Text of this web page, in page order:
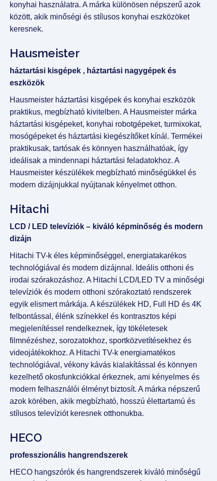
konyhai használatra. A márka különösen népszerű azok
között, akik minőségi és stílusos konyhai eszközöket
keresnek.
Hausmeister
háztartási kisgépek , háztartási nagygépek és
eszközök
Hausmeister háztartási kisgépek és konyhai eszközök
praktikus, megbízható kivitelben. A Hausmeister márka
háztartási kisgépeket, konyhai robotgépeket, turmixokat,
mosógépeket és háztartási kiegészítőket kínál. Termékei
praktikusak, tartósak és könnyen használhatóak, így
ideálisak a mindennapi háztartási feladatokhoz. A
Hausmeister készülékek megbízható minőségükkel és
modern dizájnjukkal nyújtanak kényelmet otthon.
Hitachi
LCD / LED televíziók – kiváló képminőség és modern
dizájn
Hitachi TV-k éles képminőséggel, energiatakarékos
technológiával és modern dizájnnal. Ideális otthoni és
irodai szórakozáshoz. A Hitachi LCD/LED TV a minőségi
televíziók és modern otthoni szórakoztató rendszerek
egyik elismert márkája. A készülékek HD, Full HD és 4K
felbontással, élénk színekkel és kontrasztos képi
megjelenítéssel rendelkeznek, így tökéletesek
filmnézéshez, sorozatokhoz, sportközvetítésekhez és
videojátékokhoz. A Hitachi TV-k energiamatékos
technológiával, vékony kávás kialakítással és könnyen
kezelhető okosfunkciókkal érkeznek, ami kényelmes és
modern felhasználói élményt biztosít. A márka népszerű
azok körében, akik megbízható, hosszú élettartamú és
stílusos televíziót keresnek otthonukba.
HECO
professzionális hangrendszerek
HECO hangszórók és hangrendszerek kiváló minőségű